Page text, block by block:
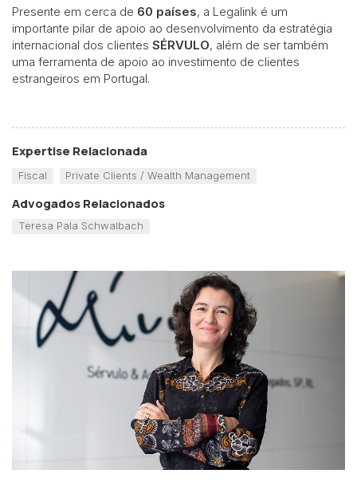
Presente em cerca de 60 países, a Legalink é um
importante pilar de apoio ao desenvolvimento da estratégia
internacional dos clientes SÉRVULO, além de ser também
uma ferramenta de apoio ao investimento de clientes
estrangeiros em Portugal.
Expertise Relacionada
Fiscal Private Clients / Wealth Management
Advogados Relacionados
Teresa Pala Schwalbach